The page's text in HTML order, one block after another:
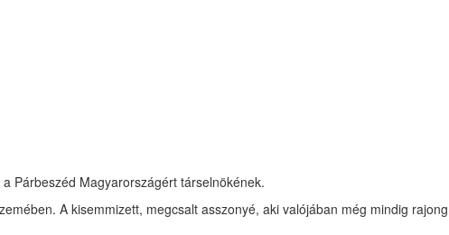
Párbeszéd Magyarországért társelnökének.
A kisemmizett, megcsalt asszonyé, aki valójában még mindig rajong